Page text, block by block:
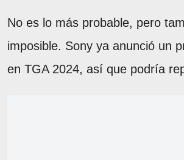
No es lo más probable, pero
imposible. Sony ya anunció un
en TGA 2024, así que podría